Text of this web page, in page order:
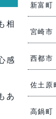
相
感
あ
新富町
宮崎市
西都市
佐土原
高鍋町